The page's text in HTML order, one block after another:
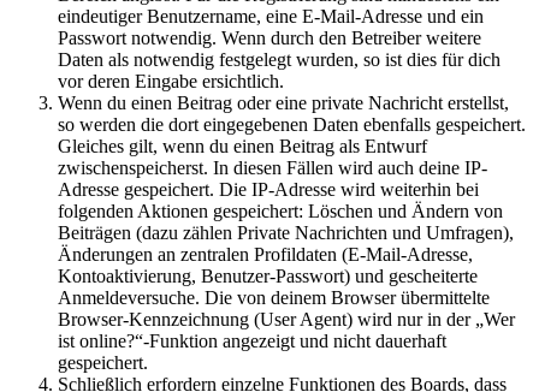
eindeutiger Benutzername, eine E-Mail-Adresse und ein
Passwort notwendig. Wenn durch den Betreiber weitere
Daten als notwendig festgelegt wurden, so ist dies für dich
vor deren Eingabe ersichtlich.
Wenn du einen Beitrag oder eine private Nachricht erstellst,
so werden die dort eingegebenen Daten ebenfalls gespeichert.
Gleiches gilt, wenn du einen Beitrag als Entwurf
zwischenspeicherst. In diesen Fällen wird auch deine IP-
Adresse gespeichert. Die IP-Adresse wird weiterhin bei
folgenden Aktionen gespeichert: Löschen und Ändern von
Beiträgen (dazu zählen Private Nachrichten und Umfragen),
Änderungen an zentralen Profildaten (E-Mail-Adresse,
Kontoaktivierung, Benutzer-Passwort) und gescheiterte
Anmeldeversuche. Die von deinem Browser übermittelte
Browser-Kennzeichnung (User Agent) wird nur in der „Wer
ist online?“-Funktion angezeigt und nicht dauerhaft
gespeichert.
Schließlich erfordern einzelne Funktionen des Boards, dass